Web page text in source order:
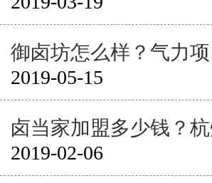
御卤坊怎么样？气力
2019-05-15
卤当家加盟多少钱？
2019-02-06